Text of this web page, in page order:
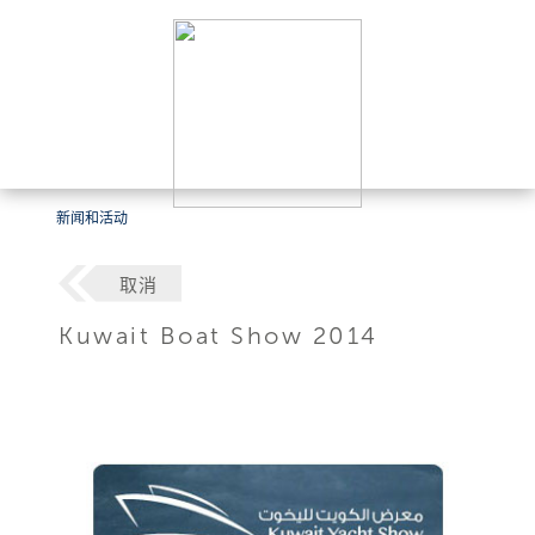
新闻和活动
取消
Kuwait Boat Show 2014